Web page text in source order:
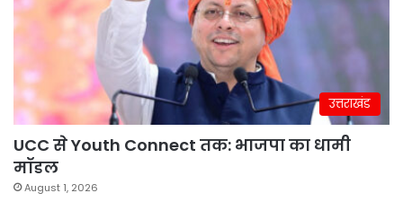
उत्तराखंड
UCC से Youth Connect तक: भाजपा का धामी
मॉडल
August 1, 2026